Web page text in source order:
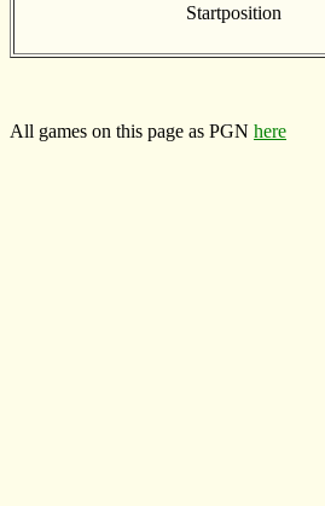
Startposition
All games on this page as PGN here